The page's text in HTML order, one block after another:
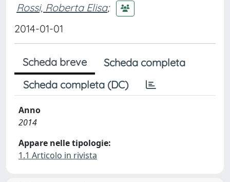
Rossi, Roberta Elisa;
2014-01-01
Scheda breve
Scheda completa
Scheda completa (DC)
Anno
2014
Appare nelle tipologie:
1.1 Articolo in rivista